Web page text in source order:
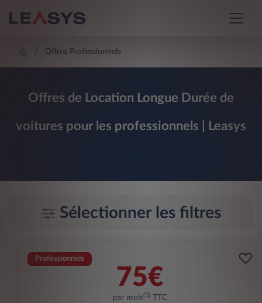
Offres Professionnels
Offres de Location Longue Durée de
voitures pour les professionnels | Leasys
Sélectionner les filtres
Professionnels
75€
par mois(1) TTC